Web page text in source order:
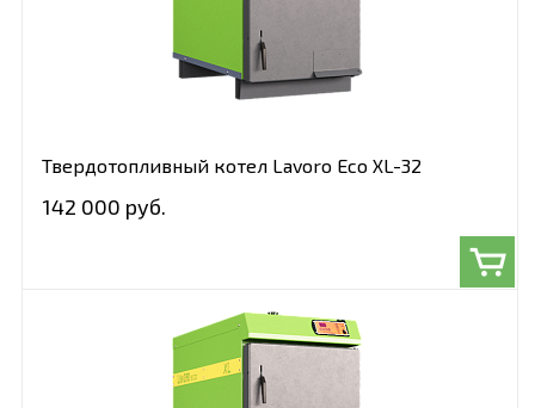
Твердотопливный котел Lavoro Eco XL-32
142 000 руб.